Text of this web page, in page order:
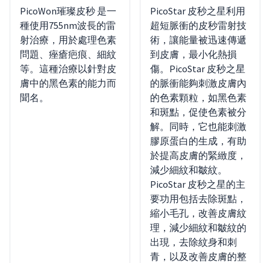
PicoWon璀璨皮秒 是一
種使用755nm波長的雷
射治療，用於處理色素
問題、痤瘡疤痕、細紋
等。這種治療以針對皮
膚中的黑色素的能力而
聞名。
PicoStar 皮秒之星利用
超短脈衝的皮秒雷射技
術，讓能量被迅速傳遞
到皮膚，最小化熱損
傷。PicoStar 皮秒之星
的脈衝能夠刺激皮膚內
的色素顆粒，如黑色素
和斑點，促使色素被分
解。同時，它也能刺激
膠原蛋白的生成，有助
於提高皮膚的緊緻度，
減少細紋和皺紋。
PicoStar 皮秒之星的主
要功用包括去除斑點，
縮小毛孔，改善皮膚紋
理，減少細紋和皺紋的
出現，去除紋身和刺
青，以及改善皮膚的整